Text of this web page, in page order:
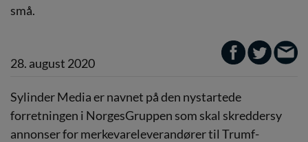
små.
28. august 2020
Sylinder Media er navnet på den nystartede
forretningen i NorgesGruppen som skal skreddersy
annonser for merkevareleverandører til Trumf-